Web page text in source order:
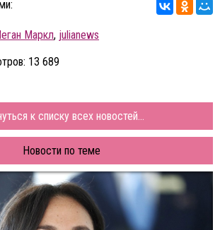
Маркл, julianews
13 689
к списку всех новостей...
Новости по теме